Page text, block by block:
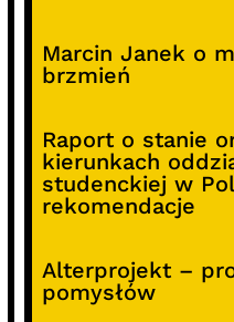
Marcin Janek o
brzmień
Raport o stanie
kierunkach
studenckiej w
rekomendacje
Alterprojekt –
pomysłów